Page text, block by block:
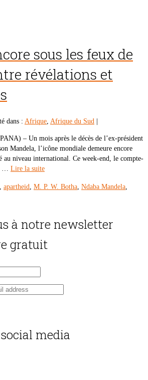
sous les feux de
révélations et
dans : Afrique, Afrique du Sud
– Un mois après le décès de l’ex-président
Mandela, l’icône mondiale demeure encore
au niveau international. Ce week-end, le compte-
… Lire la suite
, apartheid, M. P. W. Botha, Ndaba Mandela,
à notre newsletter
gratuit
media